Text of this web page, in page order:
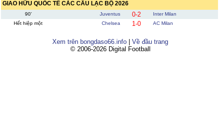
GIAO HỮU QUỐC TẾ CÁC CÂU LẠC BỘ 2026
90' Juventus 0-2
Inter Milan
Hết hiệp một
Chelsea 1-0 AC Milan
Xem trên bongdaso66.info
Về đầu trang
© 2006-2026 Digital Football